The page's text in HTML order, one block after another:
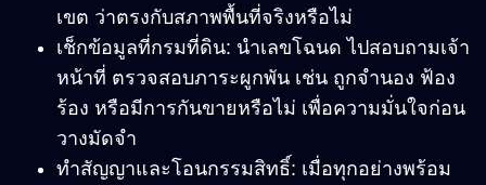
เขต ว่าตรงกับสภาพพื้นที่จริงหรือไม่
เช็กข้อมูลที่กรมที่ดิน: นำเลขโฉนด ไปสอบถามเจ้า
หน้าที่ ตรวจสอบภาระผูกพัน เช่น ถูกจำนอง ฟ้อง
ร้อง หรือมีการกันขายหรือไม่ เพื่อความมั่นใจก่อน
วางมัดจำ
ทำสัญญาและโอนกรรมสิทธิ์: เมื่อทุกอย่างพร้อม